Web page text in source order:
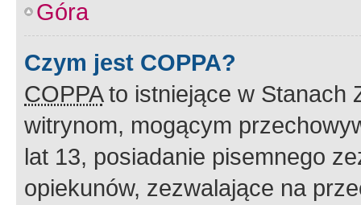
Góra
Czym jest COPPA?
COPPAto istniejące w Stanach
witrynom, mogącym
lat 13, posiadanie pisemnego
opiekunów, zezwalające na